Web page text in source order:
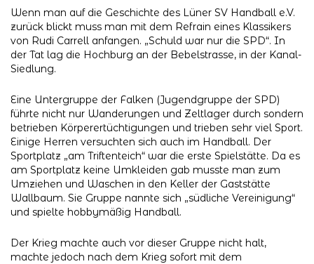
Wenn man auf die Geschichte des Lüner SV Handball e.V.
zurück blickt muss man mit dem Refrain eines Klassikers
von Rudi Carrell anfangen. „Schuld war nur die SPD“. In
der Tat lag die Hochburg an der Bebelstrasse, in der Kanal-
Siedlung.
Eine Untergruppe der Falken (Jugendgruppe der SPD)
führte nicht nur Wanderungen und Zeltlager durch sondern
betrieben Körperertüchtigungen und trieben sehr viel Sport.
Einige Herren versuchten sich auch im Handball. Der
Sportplatz „am Triftenteich“ war die erste Spielstätte. Da es
am Sportplatz keine Umkleiden gab musste man zum
Umziehen und Waschen in den Keller der Gaststätte
Wallbaum. Sie Gruppe nannte sich „südliche Vereinigung“
und spielte hobbymäßig Handball.
Der Krieg machte auch vor dieser Gruppe nicht halt,
machte jedoch nach dem Krieg sofort mit dem